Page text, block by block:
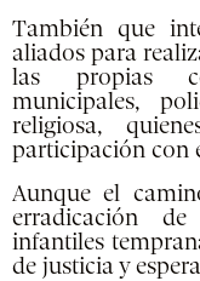
También que
aliados para
las propias
municipales,
religiosa,
participación con
Aunque el
erradicación
infantiles
de justicia y